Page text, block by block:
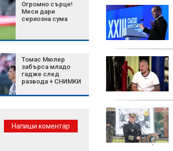
Огромно сърце!
Меси дари
сериозна сума
Томас Мюлер
забърса младо
гадже след
развода + СНИМКИ
Топлинен удар: Как да
разпознаем опасните
4 зодии привличат
пари и късмет с
влизането на
Меркурий в Лъв
силната си серия с
победа над "Локо"
електронна война
Напиши коментар